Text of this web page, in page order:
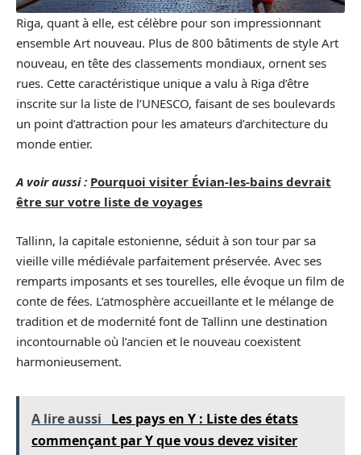
Riga, quant à elle, est célèbre pour son impressionnant
ensemble Art nouveau. Plus de 800 bâtiments de style Art
nouveau, en tête des classements mondiaux, ornent ses
rues. Cette caractéristique unique a valu à Riga d’être
inscrite sur la liste de l’UNESCO, faisant de ses boulevards
un point d’attraction pour les amateurs d’architecture du
monde entier.
A voir aussi : Pourquoi visiter Évian-les-bains devrait
être sur votre liste de voyages
Tallinn, la capitale estonienne, séduit à son tour par sa
vieille ville médiévale parfaitement préservée. Avec ses
remparts imposants et ses tourelles, elle évoque un film de
conte de fées. L’atmosphère accueillante et le mélange de
tradition et de modernité font de Tallinn une destination
incontournable où l’ancien et le nouveau coexistent
harmonieusement.
A lire aussi
Les pays en Y : Liste des états
commençant par Y que vous devez visiter